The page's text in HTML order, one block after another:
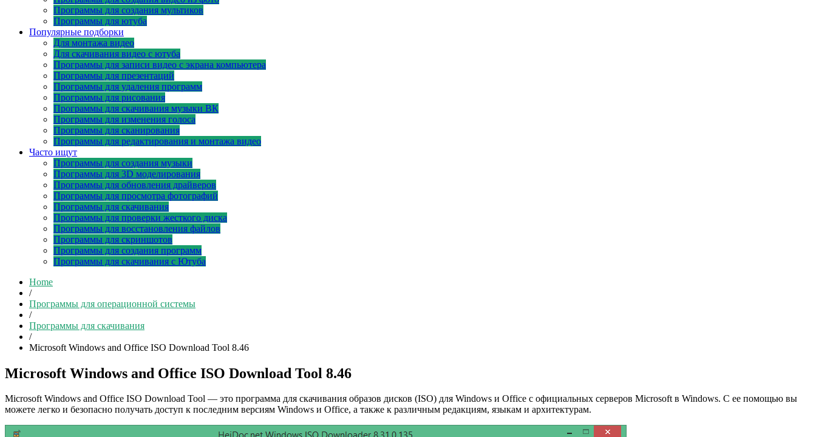
Программы для создания мультиков
Программы для ютуба
Популярные подборки
Для монтажа видео
Для скачивания видео с ютуба
Программы для записи видео с экрана компьютера
Программы для презентаций
Программы для удаления программ
Программы для рисования
Программы для скачивания музыки ВК
Программы для изменения голоса
Программы для сканирования
Программы для редактирования и монтажа видео
Часто ищут
Программы для создания музыки
Программы для 3D моделирования
Программы для обновления драйверов
Программы для просмотра фотографий
Программы для скачивания
Программы для проверки жесткого диска
Программы для восстановления файлов
Программы для скриншотов
Программы для создания программ
Программы для скачивания с Ютуба
Home
/
Программы для операционной системы
/
Программы для скачивания
/
Microsoft Windows and Office ISO Download Tool 8.46
Microsoft Windows and Office ISO Download Tool 8.46
Microsoft Windows and Office ISO Download Tool — это программа для скачивания образов дисков (ISO) для Windows и Office с официальных серверов Microsoft в Windows. С ее помощью вы
можете легко и безопасно получать доступ к последним версиям Windows и Office, а также к различным редакциям, языкам и архитектурам.